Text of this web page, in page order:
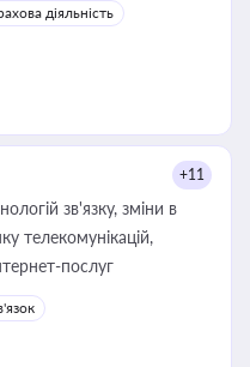
діяльність
+11
зв'язку, зміни в
телекомунікацій,
послуг